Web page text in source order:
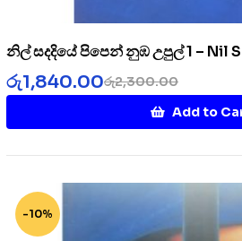
නිල් සදදියේ පිපෙන් නුඹ උපුල් 1 – Nil
රු2,300.00
රු1,840.00
Add to
-10%